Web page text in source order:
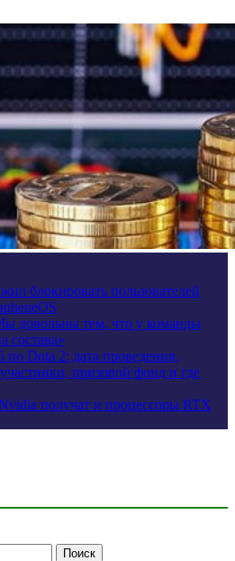
блокировать пользователей
довольны тем, что у команды
состава»
по Dota 2: дата проведения,
призовой фонд и где
получат и процессоры RTX